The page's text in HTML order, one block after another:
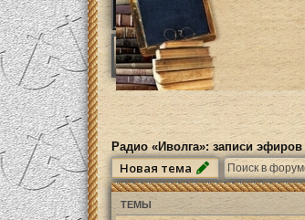
MonParis2025 ФОРУМ
Радио «Иволга»: записи эфиров
Новая тема
ТЕМЫ